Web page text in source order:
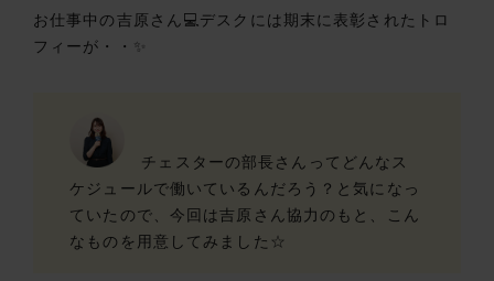
お仕事中の吉原さん💻デスクには期末に表彰されたトロ
フィーが・・✨
チェスターの部長さんってどんなス
ケジュールで働いているんだろう？と気になっ
ていたので、今回は吉原さん協力のもと、こん
なものを用意してみました☆